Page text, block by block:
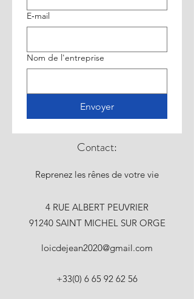
E‑mail
Nom de l'entreprise
Envoyer
Contact:
Reprenez les rênes de votre vie
4 RUE ALBERT PEUVRIER
91240 SAINT MICHEL SUR ORGE
loicdejean2020@gmail.com
+33(0) 6 65 92 62 56